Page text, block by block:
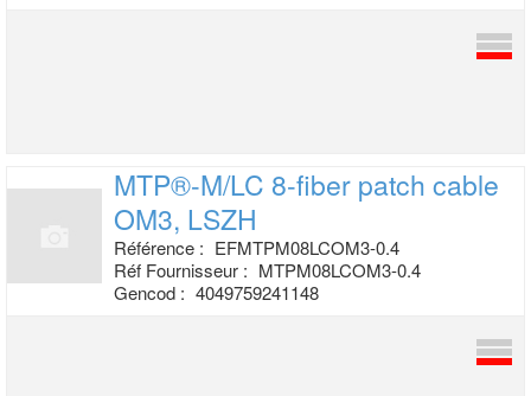
MTP®-M/LC 8-fiber patch cable
OM3, LSZH
Référence : EFMTPM08LCOM3-0.4
Réf Fournisseur : MTPM08LCOM3-0.4
Gencod : 4049759241148